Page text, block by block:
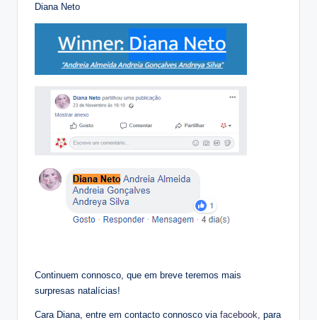
Diana Neto
Continuem connosco, que em breve teremos mais
surpresas natalícias!
Cara Diana, entre em contacto connosco via facebook, para